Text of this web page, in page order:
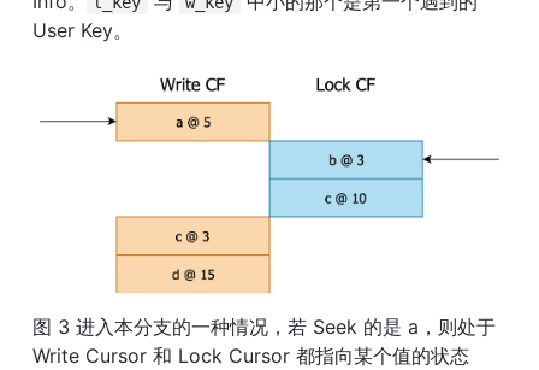
User Key。
图 3 进入本分支的一种情况，若 Seek 的是 a，则处于
Write Cursor 和 Lock Cursor 都指向某个值的状态